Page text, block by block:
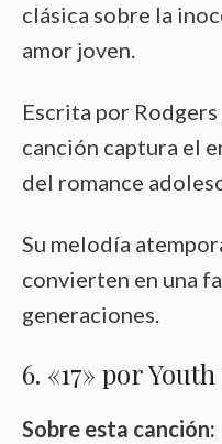
clásica sobre la
amor joven.
Escrita por
canción captura el
del romance
Su melodía
convierten en una
generaciones.
6. «17» por
Sobre esta canción: